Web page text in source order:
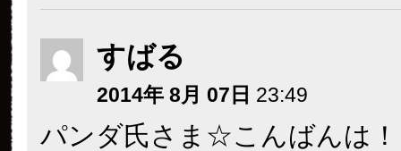
すばる
2014年 8月 07日 23:49
パンダ氏さま☆こんばんは！